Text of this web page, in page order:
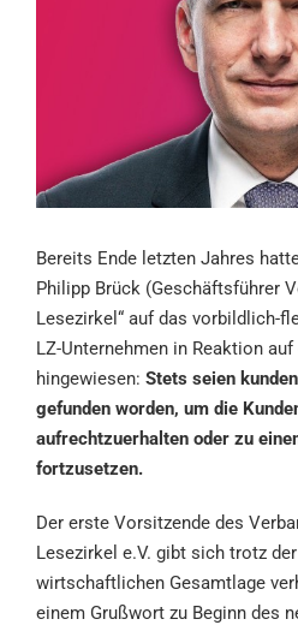
Bereits Ende letzten Jahres
Philipp Brück (Geschäftsführer
Lesezirkel“ auf das vorbildlich-
LZ-Unternehmen in Reaktion
hingewiesen: Stets seien
gefunden worden, um die
aufrechtzuerhalten oder zu
fortzusetzen.
Der erste Vorsitzende des
Lesezirkel e.V. gibt sich trotz
wirtschaftlichen Gesamtlage
einem Grußwort zu Beginn des